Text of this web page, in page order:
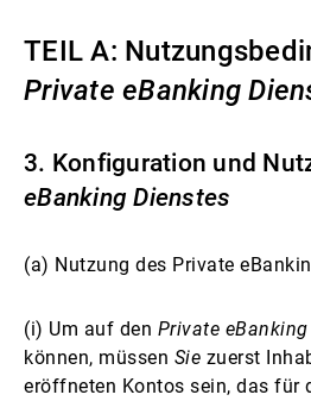
TEIL A:
Private eBanking
3. Konfiguration und
eBanking Dienstes
(a) Nutzung des Private
(i) Um auf den Private
können, müssen Sie zuerst
eröffneten Kontos sein, das für